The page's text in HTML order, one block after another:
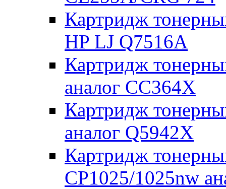
Картридж
HP LJ Q7516A
Картридж
аналог CC364X
Картридж
аналог Q5942X
Картридж
CP1025/1025nw